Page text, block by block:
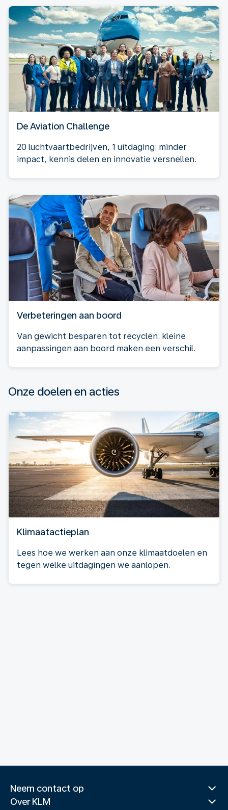
De Aviation Challenge
20 luchtvaartbedrijven, 1 uitdaging: minder
impact, kennis delen en innovatie versnellen.
Verbeteringen aan boord
Van gewicht besparen tot recyclen: kleine
aanpassingen aan boord maken een verschil.
Onze doelen en acties
Klimaatactieplan
Lees hoe we werken aan onze klimaatdoelen en
tegen welke uitdagingen we aanlopen.
Neem contact op
Over KLM